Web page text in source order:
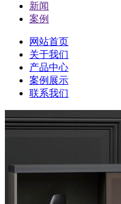
新闻
案例
网站首页
关于我们
产品中心
案例展示
联系我们